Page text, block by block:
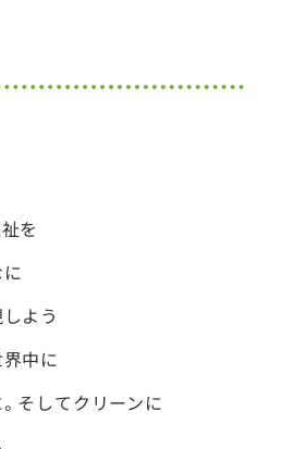
を
よう
中に
そしてクリーンに